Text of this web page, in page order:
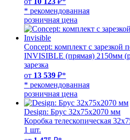
* рекомендованная
розничная цена
Concept: комплект с зарезкой
INVISIBLE (прямая) 2150мм
зарезка
от 13 539 ₽*
* рекомендованная
розничная цена
Design: Брус 32х75х2070 мм
Коробка телескопическая
1 шт.